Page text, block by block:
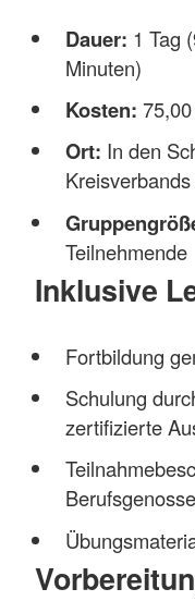
Dauer: 1 Tag
Minuten)
Kosten:
Ort: In den
Teilnehmende
Inklusive
Fortbildung
Schulung
zertifizierte